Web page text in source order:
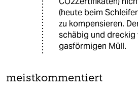
(heute beim
zu kompensieren.
schäbig und dreckig
gasförmigen Müll.
meistkommentiert